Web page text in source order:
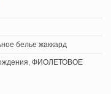
белье жаккард
ФИОЛЕТОВОЕ